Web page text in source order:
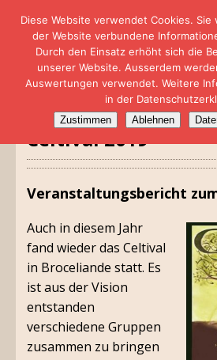
Celtival 2019
Veranstaltungsbericht
Auch in diesem Jahr
fand wieder das Celtival
in Broceliande statt. Es
ist aus der Vision
entstanden
verschiedene Gruppen
zusammen zu bringen
Diese Website verwendet Cookies.
der Website verbundene
Durch den Einsatz erhöht sich die
unserer Website. Ausserdem
Auswertungen verwendet. Weitere
in der
Zustimmen Ablehnen